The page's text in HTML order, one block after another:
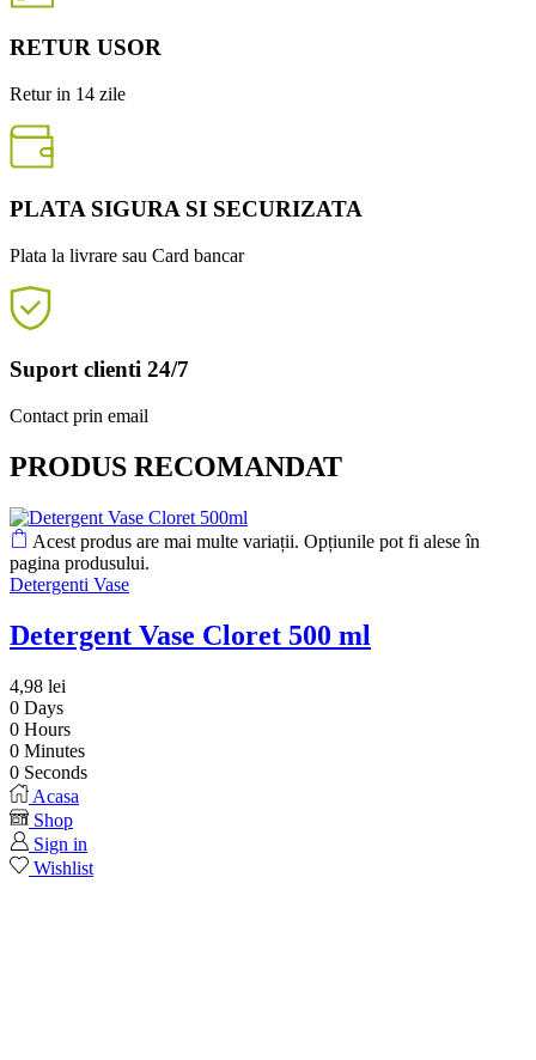
RETUR USOR
Retur in 14 zile
PLATA SIGURA SI SECURIZATA
Plata la livrare sau Card bancar
Suport clienti 24/7
Contact prin email
PRODUS RECOMANDAT
Acest produs are mai multe variații. Opțiunile pot fi alese în
pagina produsului.
Detergenti Vase
Detergent Vase Cloret 500 ml
4,98 lei
0 Days
0 Hours
0 Minutes
0 Seconds
Acasa
Shop
Sign in
Wishlist